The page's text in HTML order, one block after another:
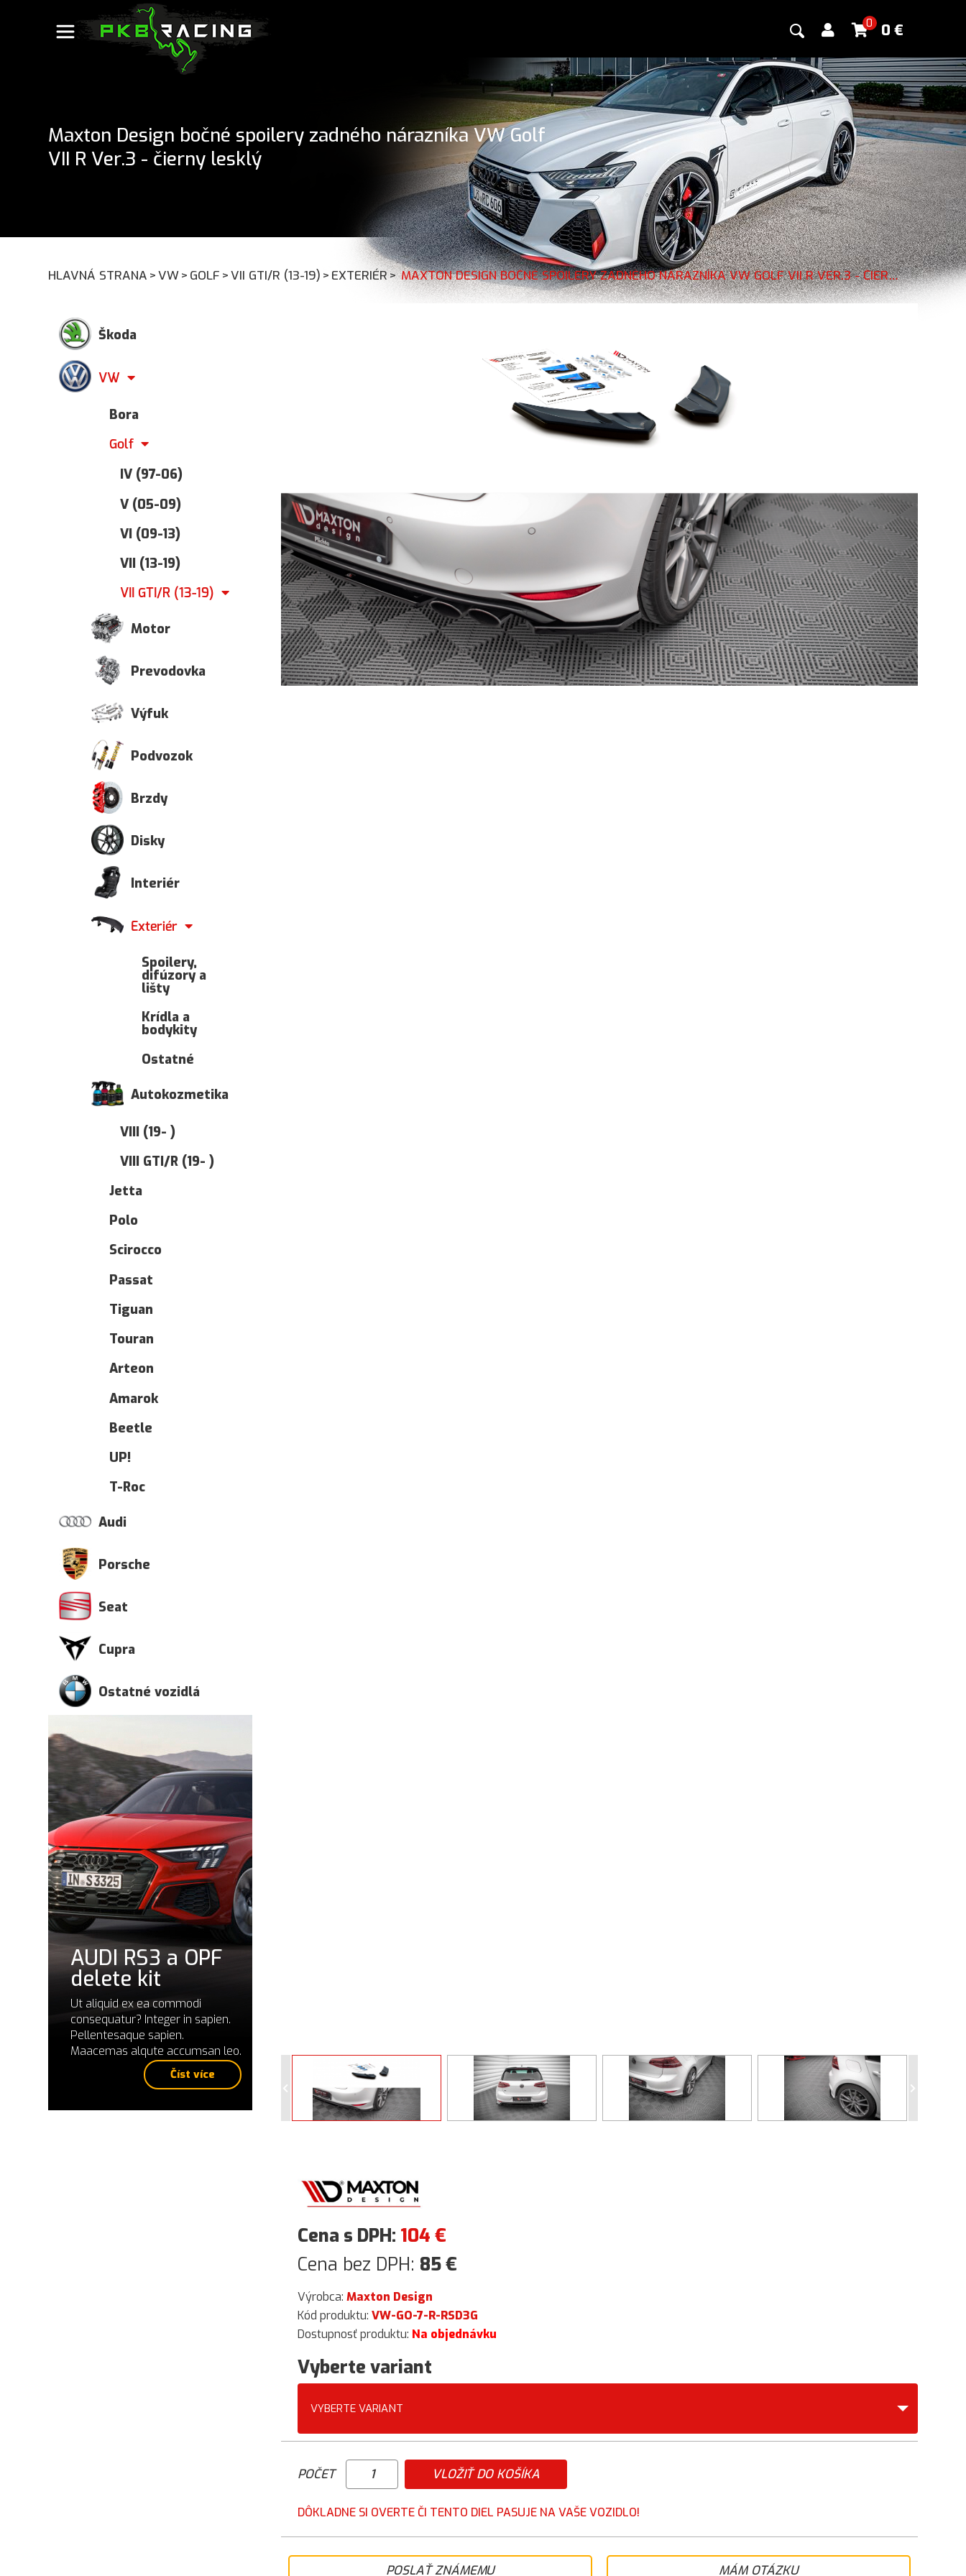
0 0 €
Maxton Design bočné spoilery zadného nárazníka VW Golf
VII R Ver.3 - čierny lesklý
HLAVNÁ STRANA >VW> GOLF >VII GTI/R (13-19) > EXTERIÉR> MAXTON DESIGN BOČNÉ SPOILERY ZADNÉHO NÁRAZNÍKA VW GOLF VII R VER.3 - ČIERNY LESKLÝ
Škoda
VW
Bora
Golf
IV (97-06)
V (05-09)
VI (09-13)
VII (13-19)
VII GTI/R (13-19)
Motor
Prevodovka
Výfuk
Podvozok
Brzdy
Disky
Interiér
Exteriér
Spoilery,
difúzory a
lišty
Krídla a
bodykity
Ostatné
Autokozmetika
VIII (19- )
VIII GTI/R (19- )
Jetta
Polo
Scirocco
Passat
Tiguan
Touran
Arteon
Amarok
Beetle
UP!
T-Roc
Audi
Porsche
Seat
Cupra
Ostatné vozidlá
AUDI RS3 a OPF
delete kit
Ut aliquid ex ea commodi
consequatur? Integer in sapien.
Pellentesaque sapien.
Maacemas alqute accumsan leo.
Číst více
Cena s DPH: 104€
Cena bez DPH: 85€
Výrobca:Maxton Design
Kód produktu:VW-GO-7-R-RSD3G
Dostupnosť produktu: Na objednávku
Vyberte variant
VYBERTE VARIANT
POČET VLOŽIŤ DO KOŠÍKA
DÔKLADNE SI OVERTE ČI TENTO DIEL PASUJE NA VAŠE VOZIDLO!
POSLAŤ ZNÁMEMU MÁM OTÁZKU